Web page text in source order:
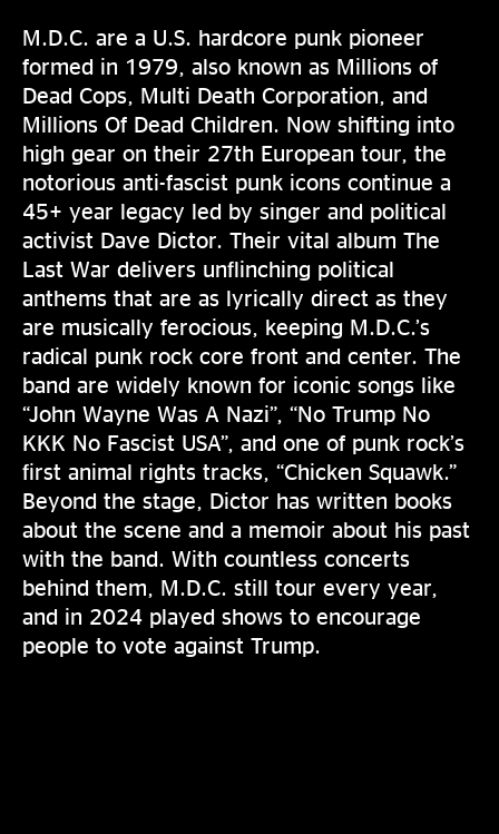
M.D.C. are a U.S. hardcore punk pioneer
formed in 1979, also known as Millions of
Dead Cops, Multi Death Corporation, and
Millions Of Dead Children. Now shifting into
high gear on their 27th European tour, the
notorious anti-fascist punk icons continue a
45+ year legacy led by singer and political
activist Dave Dictor. Their vital album The
Last War delivers unflinching political
anthems that are as lyrically direct as they
are musically ferocious, keeping M.D.C.’s
radical punk rock core front and center. The
band are widely known for iconic songs like
“John Wayne Was A Nazi”, “No Trump No
KKK No Fascist USA”, and one of punk rock’s
first animal rights tracks, “Chicken Squawk.”
Beyond the stage, Dictor has written books
about the scene and a memoir about his past
with the band. With countless concerts
behind them, M.D.C. still tour every year,
and in 2024 played shows to encourage
people to vote against Trump.